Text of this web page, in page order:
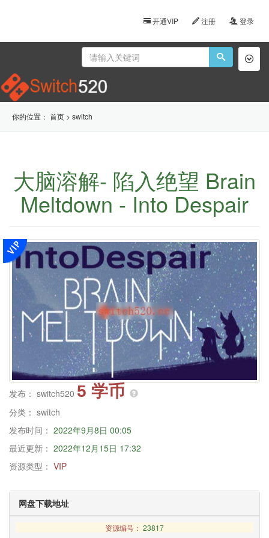
开通VIP 注册 登录
你的位置： 首页 > switch
大脑溶解- 陷入绝望 Brain
Meltdown - Into Despair
发布： switch520 5 学币
分类： switch
发布时间： 2022年9月8日 00:05
最近更新： 2022年12月15日 17:32
资源类型： VIP
网盘下载地址
资源编号： 23817